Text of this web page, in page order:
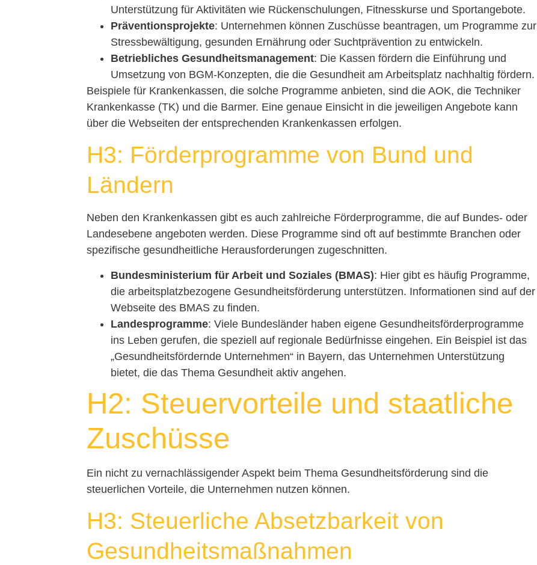
Unterstützung für Aktivitäten wie Rückenschulungen, Fitnesskurse und Sportangebote.
Präventionsprojekte: Unternehmen können Zuschüsse beantragen, um Programme zur
Stressbewältigung, gesunden Ernährung oder Suchtprävention zu entwickeln.
Betriebliches Gesundheitsmanagement: Die Kassen fördern die Einführung und
Umsetzung von BGM-Konzepten, die die Gesundheit am Arbeitsplatz nachhaltig fördern.
Beispiele für Krankenkassen, die solche Programme anbieten, sind die AOK, die Techniker
Krankenkasse (TK) und die Barmer. Eine genaue Einsicht in die jeweiligen Angebote kann
über die Webseiten der entsprechenden Krankenkassen erfolgen.
H3: Förderprogramme von Bund und
Ländern
Neben den Krankenkassen gibt es auch zahlreiche Förderprogramme, die auf Bundes- oder
Landesebene angeboten werden. Diese Programme sind oft auf bestimmte Branchen oder
spezifische gesundheitliche Herausforderungen zugeschnitten.
Bundesministerium für Arbeit und Soziales (BMAS): Hier gibt es häufig Programme,
die arbeitsplatzbezogene Gesundheitsförderung unterstützen. Informationen sind auf der
Webseite des BMAS zu finden.
Landesprogramme: Viele Bundesländer haben eigene Gesundheitsförderprogramme
ins Leben gerufen, die speziell auf regionale Bedürfnisse eingehen. Ein Beispiel ist das
„Gesundheitsfördernde Unternehmen“ in Bayern, das Unternehmen Unterstützung
bietet, die das Thema Gesundheit aktiv angehen.
H2: Steuervorteile und staatliche
Zuschüsse
Ein nicht zu vernachlässigender Aspekt beim Thema Gesundheitsförderung sind die
steuerlichen Vorteile, die Unternehmen nutzen können.
H3: Steuerliche Absetzbarkeit von
Gesundheitsmaßnahmen